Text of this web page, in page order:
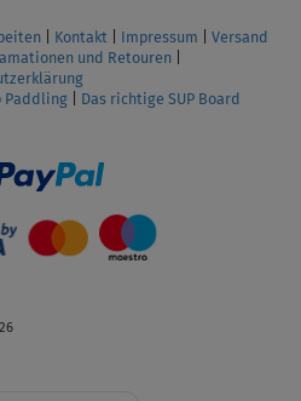
Kontakt Impressum
Versand
und Retouren
Paddling
Das richtige SUP Board